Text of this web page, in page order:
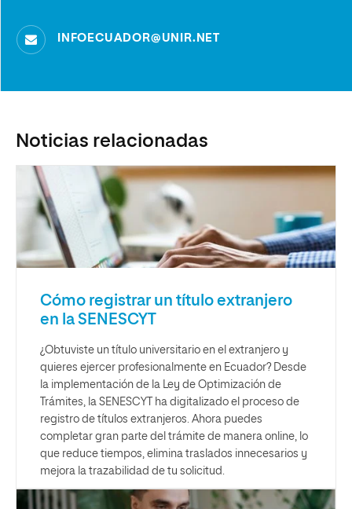
INFOECUADOR@UNIR.NET
Noticias relacionadas
Cómo registrar un título extranjero
en la SENESCYT
¿Obtuviste un título universitario en el extranjero y
quieres ejercer profesionalmente en Ecuador? Desde
la implementación de la Ley de Optimización de
Trámites, la SENESCYT ha digitalizado el proceso de
registro de títulos extranjeros. Ahora puedes
completar gran parte del trámite de manera online, lo
que reduce tiempos, elimina traslados innecesarios y
mejora la trazabilidad de tu solicitud.